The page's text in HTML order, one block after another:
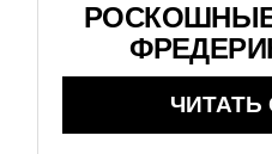
ЧИТАТЬ